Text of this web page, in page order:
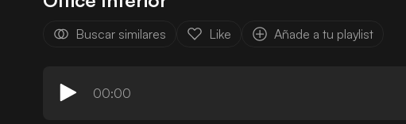
Buscar similares Like Añade a tu playlist
00:00